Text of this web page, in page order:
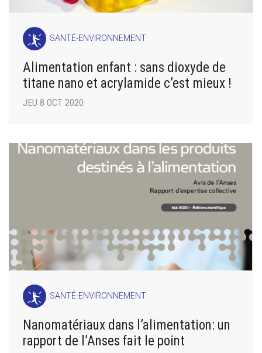
SANTÉ-ENVIRONNEMENT
Alimentation enfant : sans dioxyde de
titane nano et acrylamide c’est mieux !
JEU 8 OCT 2020
SANTÉ-ENVIRONNEMENT
Nanomatériaux dans l’alimentation: un
rapport de l’Anses fait le point